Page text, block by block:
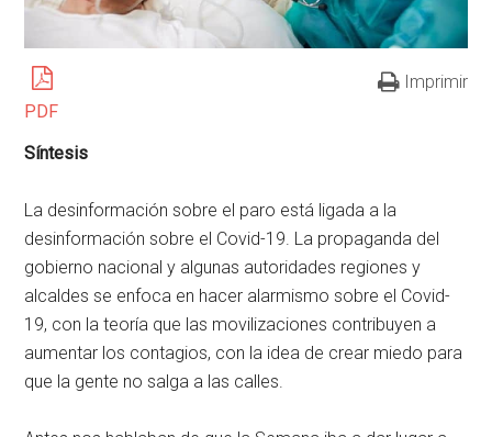
PDF
Imprimir
Síntesis
La desinformación sobre el paro está ligada a la
desinformación sobre el Covid-19. La propaganda del
gobierno nacional y algunas autoridades regiones y
alcaldes se enfoca en hacer alarmismo sobre el Covid-
19, con la teoría que las movilizaciones contribuyen a
aumentar los contagios, con la idea de crear miedo para
que la gente no salga a las calles.